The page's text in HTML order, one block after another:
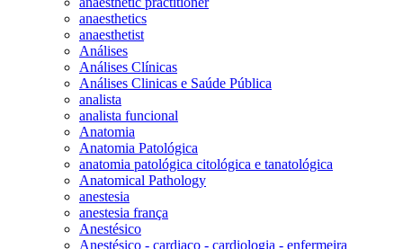
anaesthetics
anaesthetist
Análises
Análises Clínicas
Análises Clinicas e Saúde Pública
analista
analista funcional
Anatomia
Anatomia Patológica
anatomia patológica citológica e tanatológica
Anatomical Pathology
anestesia
anestesia frança
Anestésico
Anestésico - cardiaco - cardiologia - enfermeira